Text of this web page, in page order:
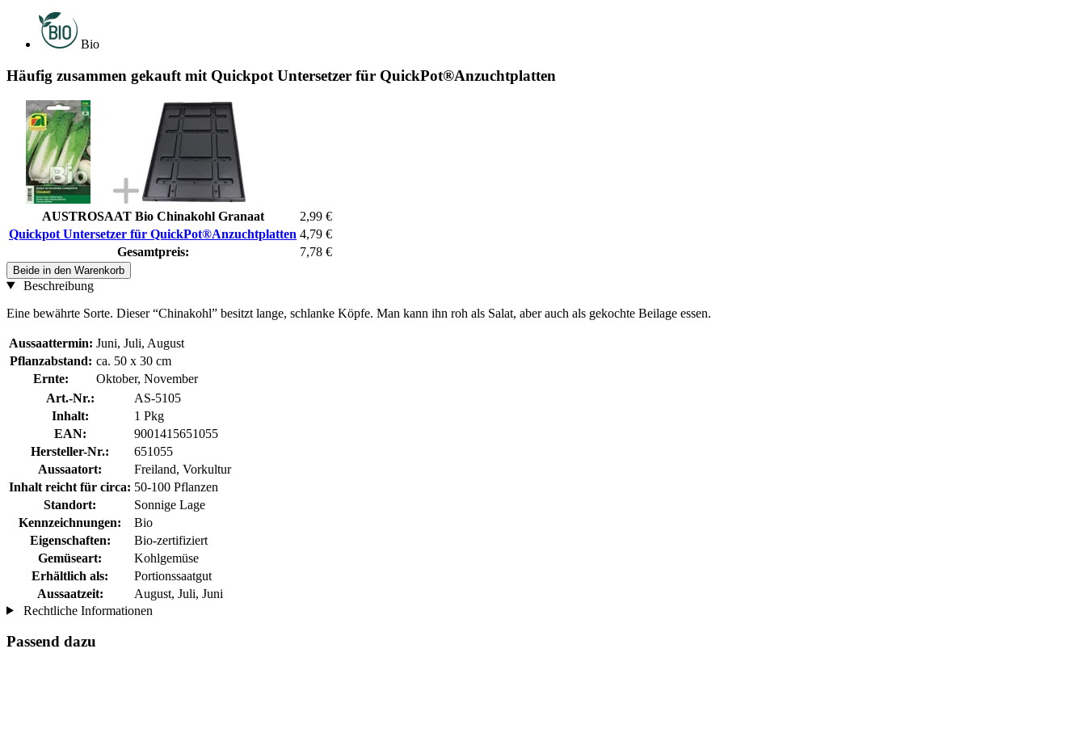
Bio
Häufig zusammen gekauft mit Quickpot Untersetzer für QuickPot®Anzuchtplatten
AUSTROSAAT Bio Chinakohl Granaat
2,99 €
Quickpot Untersetzer für QuickPot®Anzuchtplatten 4,79 €
Gesamtpreis:
7,78 €
Beide in den Warenkorb
Beschreibung
Eine bewährte Sorte. Dieser “Chinakohl” besitzt lange, schlanke Köpfe. Man kann ihn roh als Salat, aber auch als gekochte Beilage essen.
Aussaattermin: Juni, Juli, August
Pflanzabstand: ca. 50 x 30 cm
Ernte:
Oktober, November
Art.-Nr.:
AS-5105
Inhalt:
1 Pkg
EAN:
9001415651055
Hersteller-Nr.:
651055
Aussaatort:
Freiland, Vorkultur
Inhalt reicht für circa: 50-100 Pflanzen
Standort:
Sonnige Lage
Kennzeichnungen:
Bio
Eigenschaften:
Bio-zertifiziert
Gemüseart:
Kohlgemüse
Erhältlich als:
Portionssaatgut
Aussaatzeit:
August, Juli, Juni
Rechtliche Informationen
Passend dazu